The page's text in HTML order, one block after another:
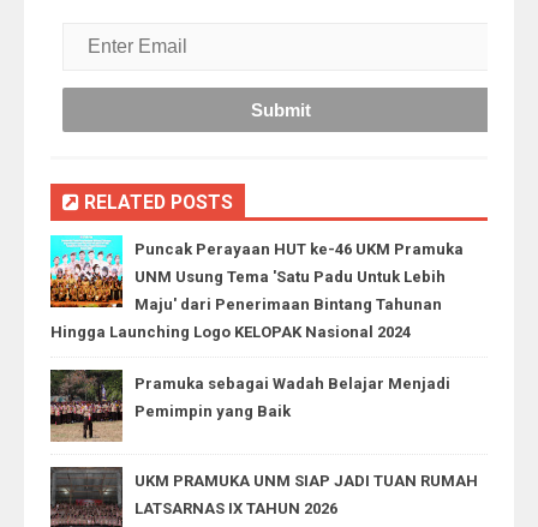
RELATED POSTS
Puncak Perayaan HUT ke-46 UKM Pramuka
UNM Usung Tema 'Satu Padu Untuk Lebih
Maju' dari Penerimaan Bintang Tahunan
Hingga Launching Logo KELOPAK Nasional 2024
Pramuka sebagai Wadah Belajar Menjadi
Pemimpin yang Baik
UKM PRAMUKA UNM SIAP JADI TUAN RUMAH
LATSARNAS IX TAHUN 2026